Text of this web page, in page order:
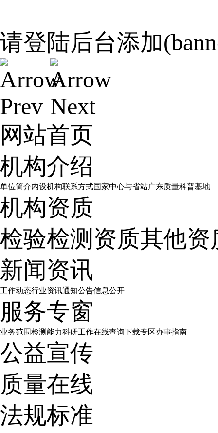
请登陆后台添加
网站首页
机构介绍
单位简介内设机构联系方式国家中心与省站广东质量科普基地
机构资质
检验检测资质其他资
新闻资讯
工作动态行业资讯通知公告信息公开
服务专窗
业务范围检测能力科研工作在线查询下载专区办事指南
公益宣传
质量在线
法规标准